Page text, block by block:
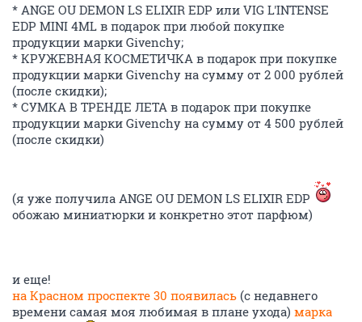
* ANGE OU DEMON LS ELIXIR EDP или VIG L'INTENSE
EDP MINI 4ML в подарок при любой покупке
продукции марки Givenchy;
* КРУЖЕВНАЯ КОСМЕТИЧКА в подарок при покупке
продукции марки Givenchy на сумму от 2 000 рублей
(после скидки);
* СУМКА В ТРЕНДЕ ЛЕТА в подарок при покупке
продукции марки Givenchy на сумму от 4 500 рублей
(после скидки)
(я уже получила ANGE OU DEMON LS ELIXIR EDP
обожаю миниатюрки и конкретно этот парфюм)
и еще!
на Красном проспекте 30 появилась (с недавнего
времени самая моя любимая в плане ухода) марка